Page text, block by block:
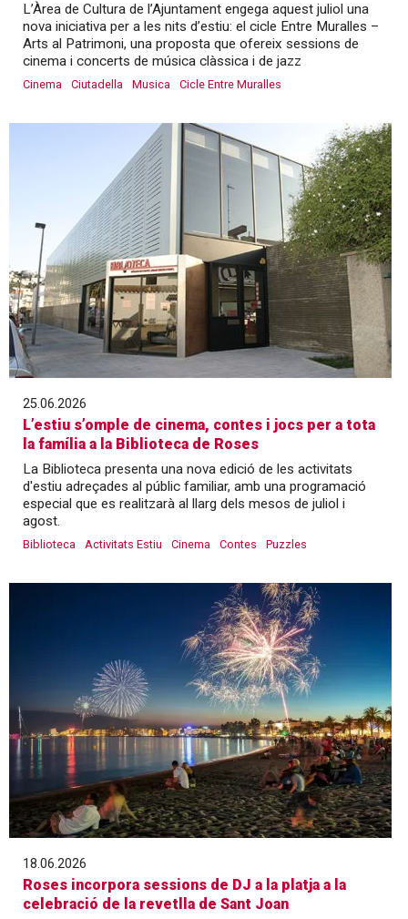
L’Àrea de Cultura de l’Ajuntament engega aquest juliol una
nova iniciativa per a les nits d’estiu: el cicle Entre Muralles –
Arts al Patrimoni, una proposta que ofereix sessions de
cinema i concerts de música clàssica i de jazz
Cinema Ciutadella Musica Cicle Entre Muralles
25.06.2026
L’estiu s’omple de cinema, contes i jocs per a tota
la família a la Biblioteca de Roses
La Biblioteca presenta una nova edició de les activitats
d'estiu adreçades al públic familiar, amb una programació
especial que es realitzarà al llarg dels mesos de juliol i
agost.
Biblioteca Activitats Estiu Cinema Contes Puzzles
18.06.2026
Roses incorpora sessions de DJ a la platja a la
celebració de la revetlla de Sant Joan